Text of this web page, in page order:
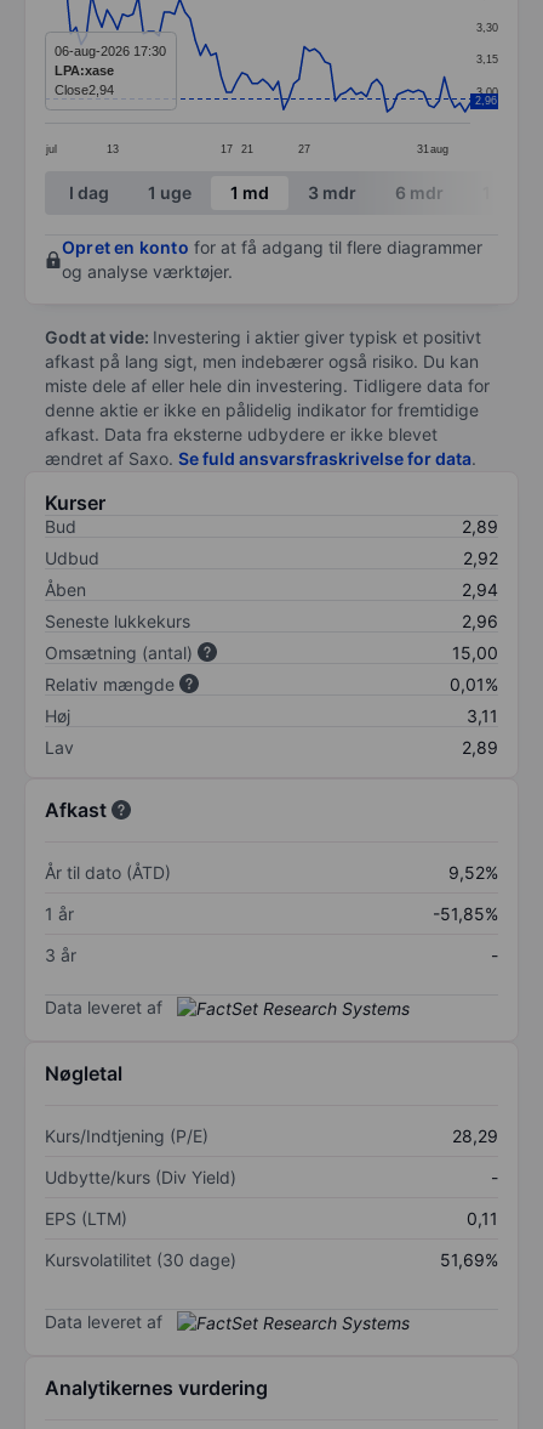
Line chart with 83 data points.
The chart has 1 X axis displaying categories.
The chart has 1 Y axis displaying values. Data
jul 13 17 21 27 31 aug
3,00
3,15
3,30
2,96
06-aug-2026 17:30
LPA:xase
Close2,94
End of interactive chart.
I dag 1 uge 1 md 3 mdr 6 mdr
Opret en konto for at få adgang til flere diagrammer
og analyse værktøjer.
Godt at vide: Investering i aktier giver typisk et positivt
afkast på lang sigt, men indebærer også risiko. Du kan
miste dele af eller hele din investering. Tidligere data for
denne aktie er ikke en pålidelig indikator for fremtidige
afkast. Data fra eksterne udbydere er ikke blevet
ændret af Saxo. Se fuld ansvarsfraskrivelse for data.
Kurser
Bud
2,89
Udbud
2,92
Åben
2,94
Seneste lukkekurs
2,96
Omsætning (antal)
15,00
Relativ mængde
0,01%
Høj
3,11
Lav
2,89
Afkast
År til dato (ÅTD)
9,52%
1 år
-51,85%
3 år
-
Data leveret af
Nøgletal
Kurs/Indtjening (P/E)
28,29
Udbytte/kurs (Div Yield)
-
EPS (LTM)
0,11
Kursvolatilitet (30 dage)
51,69%
Data leveret af
Analytikernes vurdering